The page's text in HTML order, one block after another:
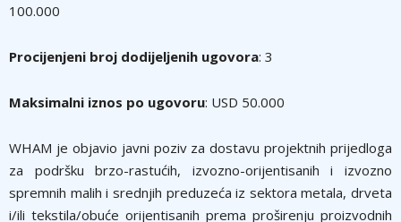
100.000
Procijenjeni broj dodijeljenih ugovora: 3
Maksimalni iznos po ugovoru: USD 50.000
WHAM je objavio javni poziv za dostavu projektnih prijedloga
za podršku brzo-rastućih, izvozno-orijentisanih i izvozno
spremnih malih i srednjih preduzeća iz sektora metala, drveta
i/ili tekstila/obuće orijentisanih prema proširenju proizvodnih